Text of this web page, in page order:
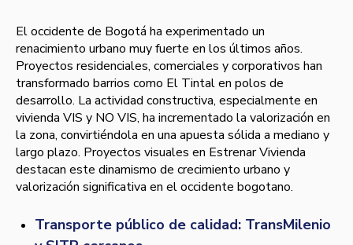
El occidente de Bogotá ha experimentado un
renacimiento urbano muy fuerte en los últimos años.
Proyectos residenciales, comerciales y corporativos han
transformado barrios como El Tintal en polos de
desarrollo. La actividad constructiva, especialmente en
vivienda VIS y NO VIS, ha incrementado la valorización en
la zona, convirtiéndola en una apuesta sólida a mediano y
largo plazo. Proyectos visuales en Estrenar Vivienda
destacan este dinamismo de crecimiento urbano y
valorización significativa en el occidente bogotano.
Transporte público de calidad: TransMilenio